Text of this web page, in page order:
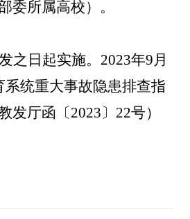
委所属高校）。
之日起实施。 2023年9月
系统重大事故隐患排查指
发厅函〔2023〕22号）